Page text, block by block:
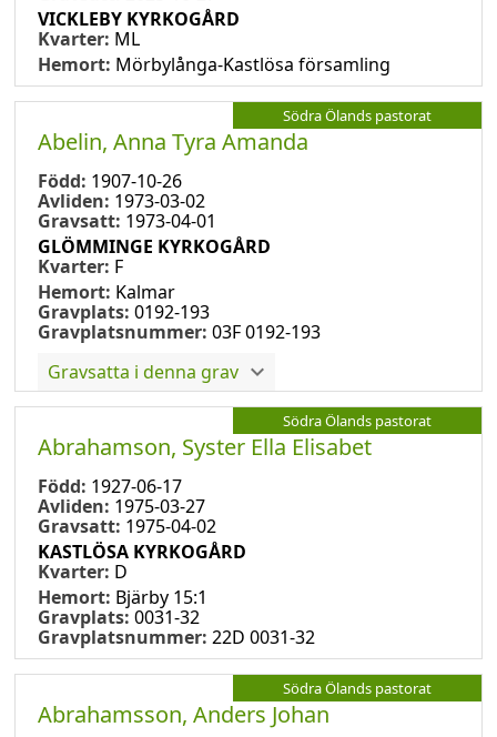
VICKLEBY KYRKOGÅRD
Kvarter: ML
Hemort: Mörbylånga-Kastlösa församling
Södra Ölands pastorat
Abelin, Anna Tyra Amanda
Född: 1907-10-26
Avliden: 1973-03-02
Gravsatt: 1973-04-01
GLÖMMINGE KYRKOGÅRD
Kvarter: F
Hemort: Kalmar
Gravplats: 0192-193
Gravplatsnummer: 03F 0192-193
Gravsatta i denna grav
Södra Ölands pastorat
Abrahamson, Syster Ella Elisabet
Född: 1927-06-17
Avliden: 1975-03-27
Gravsatt: 1975-04-02
KASTLÖSA KYRKOGÅRD
Kvarter: D
Hemort: Bjärby 15:1
Gravplats: 0031-32
Gravplatsnummer: 22D 0031-32
Södra Ölands pastorat
Abrahamsson, Anders Johan